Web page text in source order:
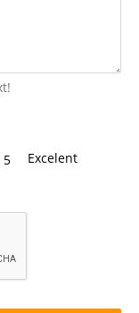
5 Excelent